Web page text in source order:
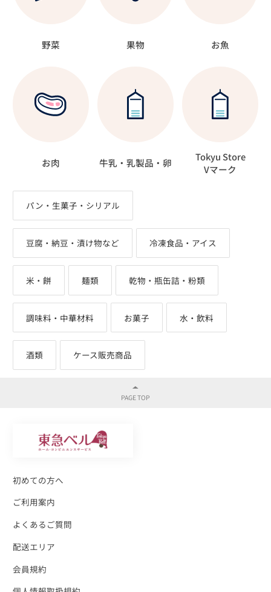
野菜 果物 お魚
お肉 牛乳・乳製品・卵
Tokyu Store
Vマーク
パン・生菓子・シリアル
豆腐・納豆・漬け物など 冷凍食品・アイス
米・餅 麺類 乾物・瓶缶詰・粉類
調味料・中華材料 お菓子 水・飲料
酒類 ケース販売商品
初めての方へ
ご利用案内
よくあるご質問
配送エリア
会員規約